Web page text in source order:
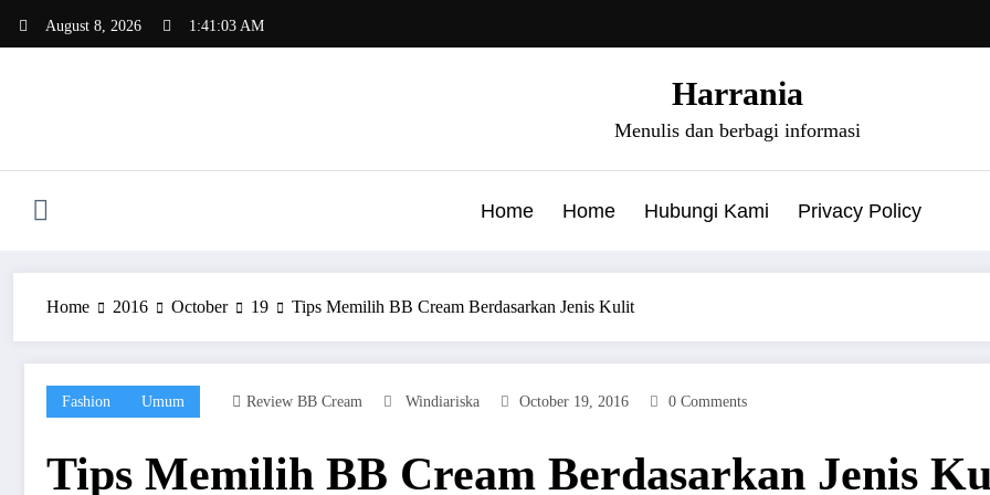
August 8, 2026 1:41:04 AM
Harrania
Menulis dan berbagi informasi
Home Home Hubungi Kami Privacy Policy
Home 2016 October 19 Tips Memilih BB Cream Berdasarkan Jenis Kulit
Fashion Umum Review BB Cream Windiariska October 19, 2016 0 Comments
Tips Memilih BB Cream Berdasarkan Jenis